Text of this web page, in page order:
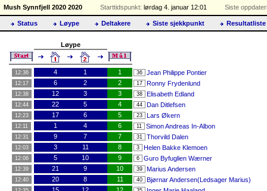
Mush Synnfjell 2020 2020 Starttidspunkt: lørdag 4. januar 12:01 Siste
Status Løype Deltakere Siste sjekkpunkt Resultatliste
Løype
12:36 4 1 1 36 Jean Philippe Pontier
12:17 6 2 2 17 Ronny Frydenlund
12:38 12 3 3 38 Elisabeth Edland
12:44 22 5 4 44 Dan Ditlefsen
12:23 17 6 5 23 Lars Økern
12:11 1 4 6 11 Simon Andreas In-Albon
12:31 9 7 7 31 Thorvild Dalen
12:03 3 11 8 3 Helen Bakke Klemoen
12:06 5 10 9 6 Guro Byfuglien Wærner
12:39 21 9 10 39 Marius Andersen
12:40 20 8 11 40 Bjørnar Andersen(Ledsager Marius)